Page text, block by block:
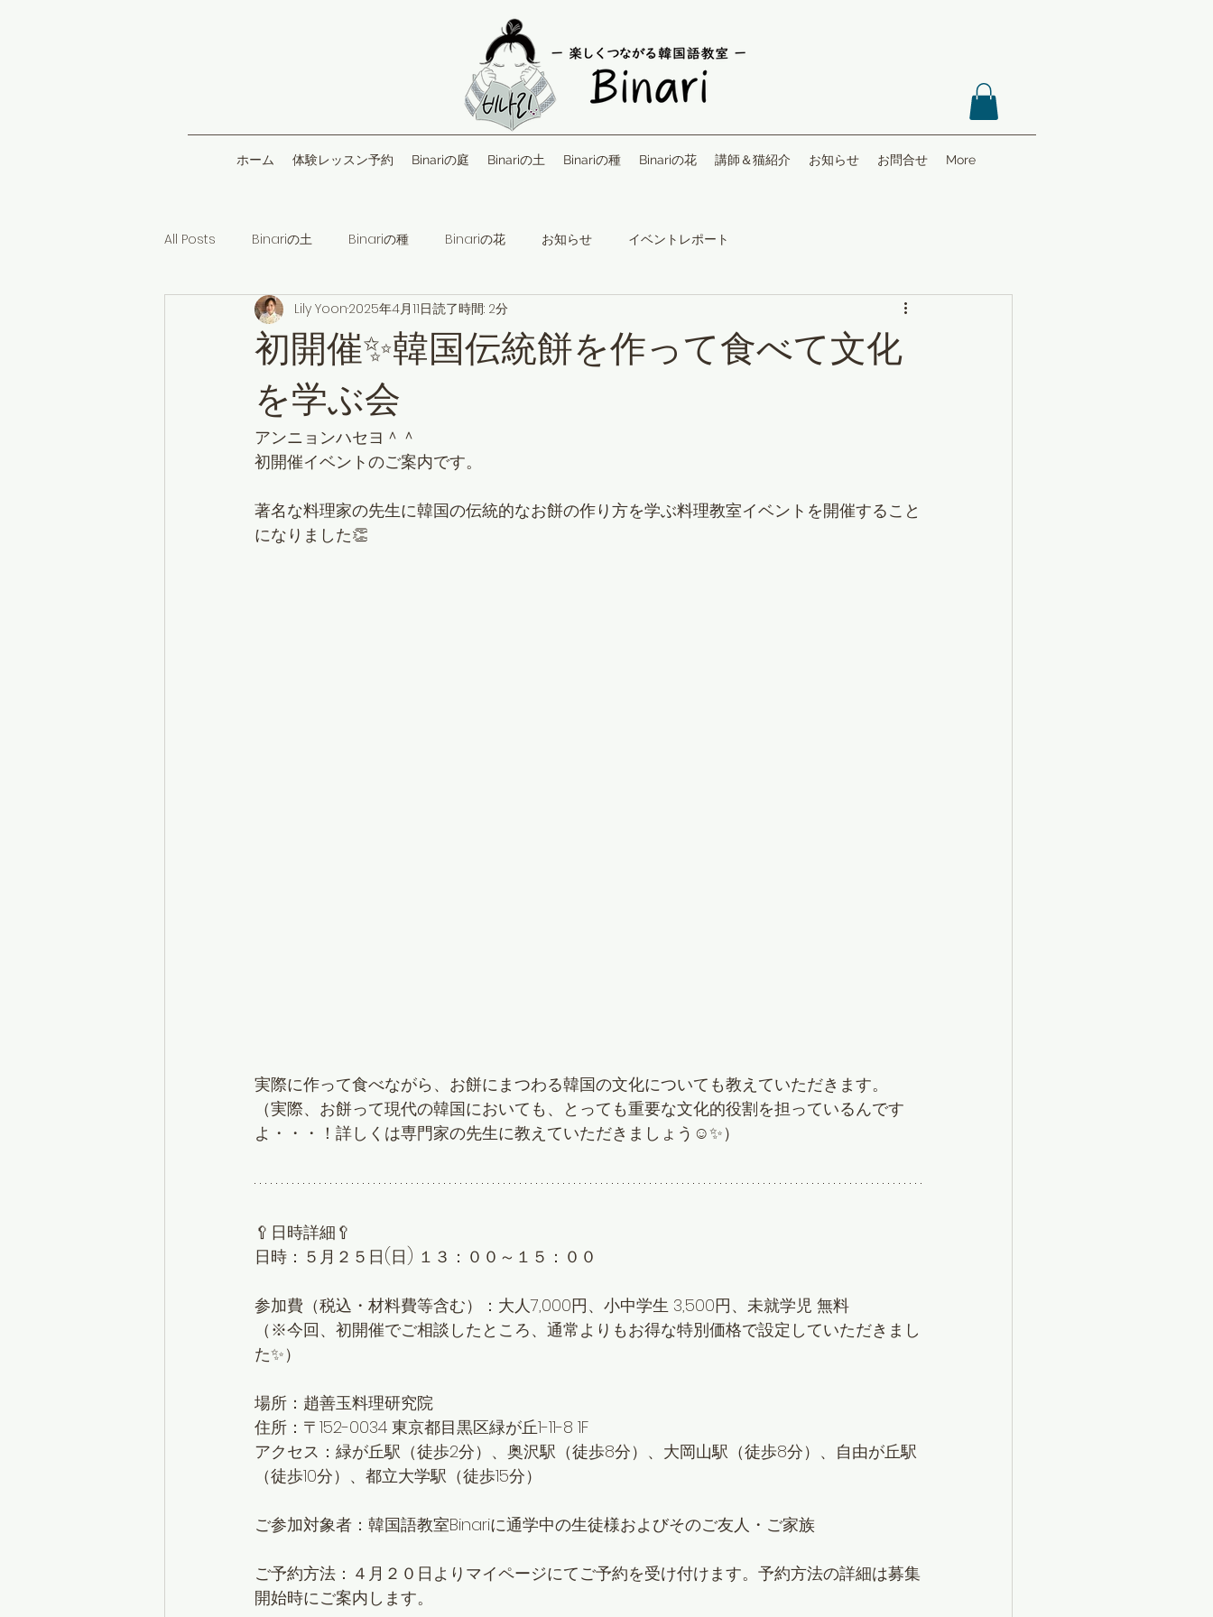
ホーム 体験レッスン予約 Binariの庭 Binariの土 Binariの種 Binariの花 講師＆猫紹介 お知らせ お問合せ More
All Posts Binariの土 Binariの種 Binariの花 お知らせ イベントレポート
初開催✨韓国伝統餅を作って食べて文化
を学ぶ会
Lily Yoon2025年4月11日読了時間: 2分
アンニョンハセヨ＾＾
初開催イベントのご案内です。
著名な料理家の先生に韓国の伝統的なお餅の作り方を学ぶ料理教室イベントを開催すること
になりました👏
実際に作って食べながら、お餅にまつわる韓国の文化についても教えていただきます。
（実際、お餅って現代の韓国においても、とっても重要な文化的役割を担っているんです
よ・・・！詳しくは専門家の先生に教えていただきましょう☺✨）
🥄日時詳細🥄
日時：５月２５日(日) １３：００～１５：００
参加費（税込・材料費等含む） ：大人7,000円、小中学生 3,500円、未就学児 無料
（※今回、初開催でご相談したところ、通常よりもお得な特別価格で設定していただきまし
た✨）
場所： 趙善玉料理研究院
住所：〒152-0034 東京都目黒区緑が丘1-11-8 1F
アクセス：緑が丘駅（徒歩2分）、奥沢駅（徒歩8分）、大岡山駅（徒歩8分）、自由が丘駅
（徒歩10分）、都立大学駅（徒歩15分）
ご参加対象者：韓国語教室Binariに通学中の生徒様およびそのご友人・ご家族
ご予約方法：４月２０日よりマイページにてご予約を受け付けます。予約方法の詳細は募集
開始時にご案内します。